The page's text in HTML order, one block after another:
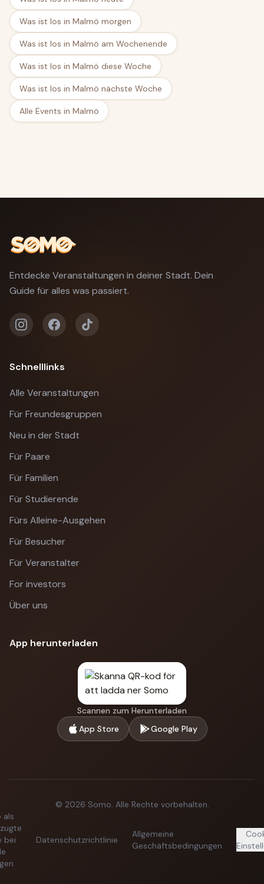
Was ist los in Malmö morgen
Was ist los in Malmö am Wochenende
Was ist los in Malmö diese Woche
Was ist los in Malmö nächste Woche
Alle Events in Malmö
Entdecke Veranstaltungen in deiner Stadt. Dein
Guide für alles was passiert.
Schnelllinks
Alle Veranstaltungen
Für Freundesgruppen
Neu in der Stadt
Für Paare
Für Familien
Für Studierende
Fürs Alleine-Ausgehen
Für Besucher
Für Veranstalter
For investors
Über uns
App herunterladen
Scannen zum Herunterladen
App Store
Google Play
© 2026 Somo. Alle Rechte vorbehalten.
als
bei
Datenschutzrichtlinie
Allgemeine
Geschäftsbedingungen